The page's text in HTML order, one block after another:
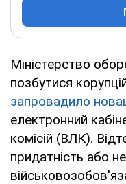
Міністерство
позбутися
запровадило
електронний
комісій (ВЛК).
придатність або